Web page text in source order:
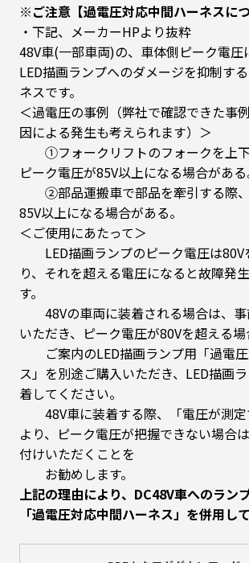
※ご注意【過電圧対応中間ハーネスにつ
・下記、メーカーHPより抜粋
48V車(一部車両)の、車体側ピーク電圧
LED描画ランプへのダメージを抑制す
ネスです。
＜過電圧の事例（弊社で確認できた事
因による発生も考えられます）＞
①フォークリフトのフォークを上下
ピーク電圧が85V以上になる場合がある
②部品運搬車で部品を牽引する際
85V以上になる場合がある。
＜ご使用にあたって＞
LED描画ランプのピーク電圧は80V
り、それを超える電圧になると故障発
す。
48Vの車両に装着される場合は、事
いただき、ピーク電圧が80Vを超える場
ご案内のLED描画ランプ用「過電圧
ス」を別途ご購入いただき、LED描画
着してください。
48V車に装着する際、「電圧が測定
より、ピーク電圧が把握できない場合
付けいただくことを
お勧めします。
上記の理由により、DC48V車へのラン
「過電圧対応中間ハーネス」を併用し